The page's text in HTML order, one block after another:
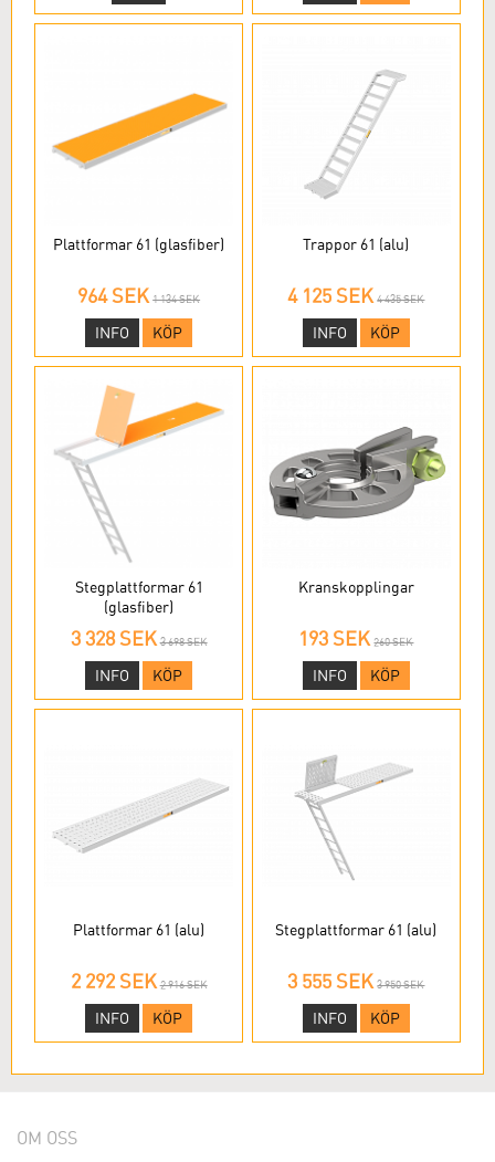
Plattformar 61 (glasfiber)
964 SEK 1 134 SEK
INFO KÖP
Trappor 61 (alu)
4 125 SEK 4 435 SEK
INFO KÖP
Stegplattformar 61
(glasfiber)
3 328 SEK 3 698 SEK
INFO KÖP
Kranskopplingar
193 SEK 260 SEK
INFO KÖP
Plattformar 61 (alu)
2 292 SEK 2 916 SEK
INFO KÖP
Stegplattformar 61 (alu)
3 555 SEK 3 950 SEK
INFO KÖP
OM OSS